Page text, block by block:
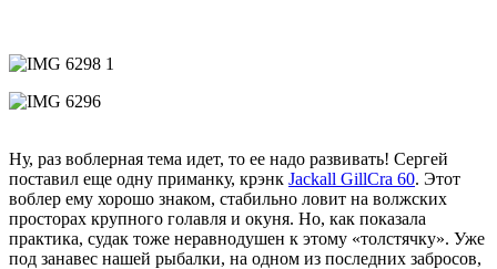
Ну, раз воблерная тема идет, то ее надо развивать! Сергей
поставил еще одну приманку, крэнк Jackall GillCra 60. Этот
воблер ему хорошо знаком, стабильно ловит на волжских
просторах крупного голавля и окуня. Но, как показала
практика, судак тоже неравнодушен к этому «толстячку». Уже
под занавес нашей рыбалки, на одном из последних забросов,